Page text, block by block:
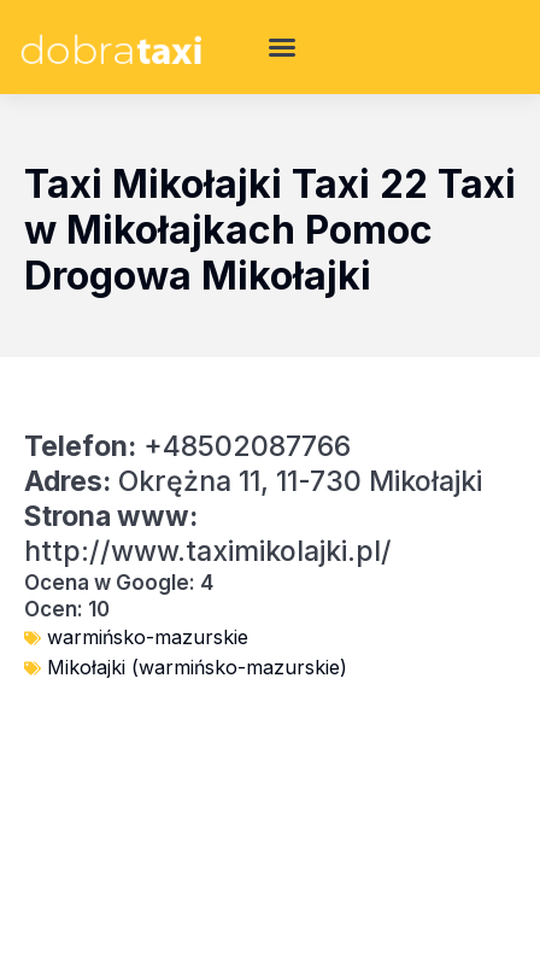
Taxi Mikołajki Taxi 22 Taxi
w Mikołajkach Pomoc
Drogowa Mikołajki
Telefon: +48502087766
Adres: Okrężna 11, 11-730 Mikołajki
Strona www:
http://www.taximikolajki.pl/
Ocena w Google: 4
Ocen: 10
warmińsko-mazurskie
Mikołajki (warmińsko-mazurskie)